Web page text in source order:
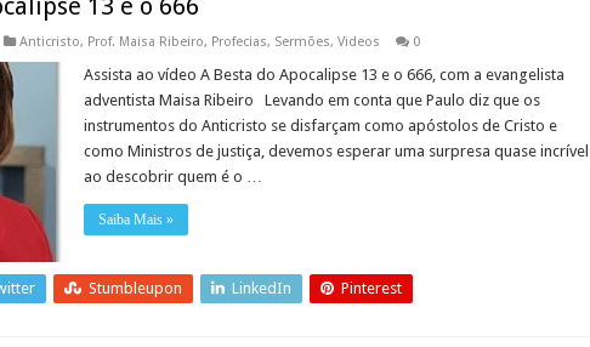
13 e o 666
Anticristo, Prof. Maisa Ribeiro, Profecias, Sermões, Videos 0
Assista ao vídeo A Besta do Apocalipse 13 e o 666, com a evangelista
adventista Maisa Ribeiro Levando em conta que Paulo diz que os
instrumentos do Anticristo se disfarçam como apóstolos de Cristo e
como Ministros de justiça, devemos esperar uma surpresa quase incrível
ao descobrir quem é o …
Saiba Mais »
Stumbleupon LinkedIn Pinterest